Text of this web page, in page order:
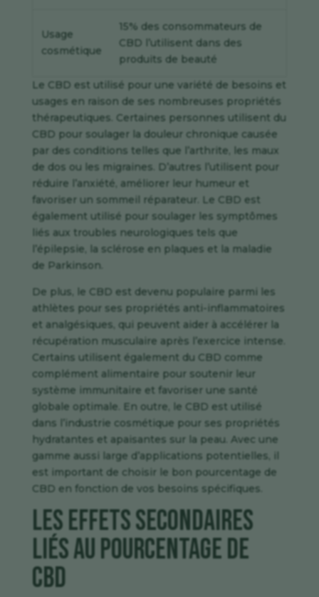
Usage
cosmétique
15% des consommateurs de
CBD l’utilisent dans des
produits de beauté
Le CBD est utilisé pour une variété de besoins et
usages en raison de ses nombreuses propriétés
thérapeutiques. Certaines personnes utilisent du
CBD pour soulager la douleur chronique causée
par des conditions telles que l’arthrite, les maux
de dos ou les migraines. D’autres l’utilisent pour
réduire l’anxiété, améliorer leur humeur et
favoriser un sommeil réparateur. Le CBD est
également utilisé pour soulager les symptômes
liés aux troubles neurologiques tels que
l’épilepsie, la sclérose en plaques et la maladie
de Parkinson.
De plus, le CBD est devenu populaire parmi les
athlètes pour ses propriétés anti-inflammatoires
et analgésiques, qui peuvent aider à accélérer la
récupération musculaire après l’exercice intense.
Certains utilisent également du CBD comme
complément alimentaire pour soutenir leur
système immunitaire et favoriser une santé
globale optimale. En outre, le CBD est utilisé
dans l’industrie cosmétique pour ses propriétés
hydratantes et apaisantes sur la peau. Avec une
gamme aussi large d’applications potentielles, il
est important de choisir le bon pourcentage de
CBD en fonction de vos besoins spécifiques.
Les effets secondaires
liés au pourcentage de
CBD